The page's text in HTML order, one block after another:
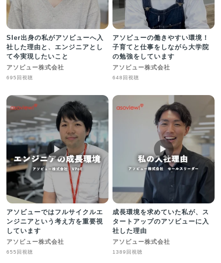
SIer出身の私がアソビューへ入
社した理由と、エンジニアとし
て今実現したいこと
アソビュー株式会社
695回視聴
アソビューの働きやすい環境！
子育てと仕事をしながら大学院
の勉強をしています
アソビュー株式会社
648回視聴
▶︎
アソビューではフルサイクルエ
ンジニアという考え方を重要視
しています
アソビュー株式会社
655回視聴
▶︎
成長環境を求めていた私が、ス
タートアップのアソビューに入
社した理由
アソビュー株式会社
1389回視聴